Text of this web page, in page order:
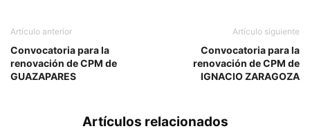
Artículo anterior
Convocatoria para la
renovación de CPM de
GUAZAPARES
Artículo siguiente
Convocatoria para la
renovación de CPM de
IGNACIO ZARAGOZA
Artículos relacionados